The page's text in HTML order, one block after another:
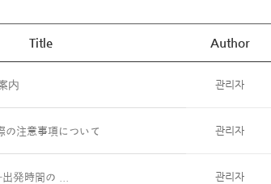
Title Author
内 관리자
の注意事項について 관리자
発時間の... 관리자